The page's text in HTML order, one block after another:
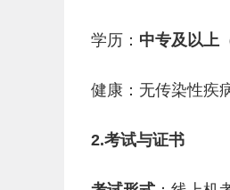
学历： 中专及以上
健康：无传染性疾
2.考试与证书